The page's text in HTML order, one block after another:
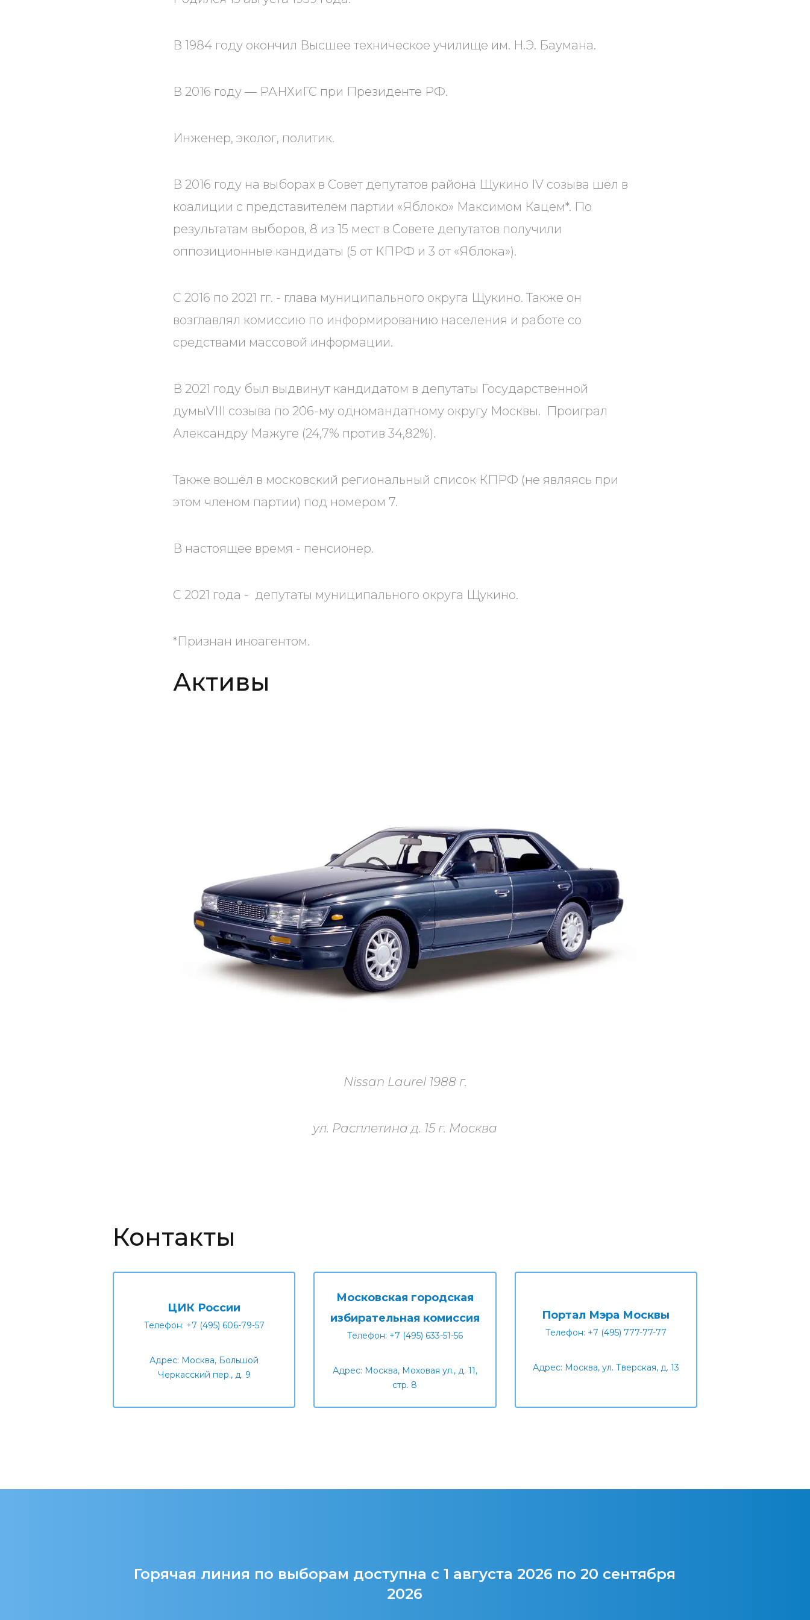
В 1984 году окончил Высшее техническое училище им. Н.Э. Баумана.
В 2016 году — РАНХиГС при Президенте РФ.
Инженер, эколог, политик.
В 2016 году на выборах в Совет депутатов района Щукино IV созыва шёл в
коалиции с представителем партии «Яблоко» Максимом Кацем*. По
результатам выборов, 8 из 15 мест в Совете депутатов получили
оппозиционные кандидаты (5 от КПРФ и 3 от «Яблока»).
С 2016 по 2021 гг. - глава муниципального округа Щукино. Также он
возглавлял комиссию по информированию населения и работе со
средствами массовой информации.
В 2021 году был выдвинут кандидатом в депутаты Государственной
думыVIII созыва по 206-му одномандатному округу Москвы. Проиграл
Александру Мажуге (24,7% против 34,82%).
Также вошёл в московский региональный список КПРФ (не являясь при
этом членом партии) под номером 7.
В настоящее время - пенсионер.
С 2021 года - депутаты муниципального округа Щукино.
*Признан иноагентом.
Активы
Nissan Laurel 1988 г.
ул. Расплетина д. 15 г. Москва
Контакты
ЦИК России
Телефон: +7 (495) 606-79-57
Адрес: Москва, Большой
Черкасский пер., д. 9
Московская городская
избирательная комиссия
Телефон: +7 (495) 633-51-56
Адрес: Москва, Моховая ул., д. 11,
стр. 8
Портал Мэра Москвы
Телефон: +7 (495) 777-77-77
Адрес: Москва, ул. Тверская, д. 13
Горячая линия по выборам доступна с 1 августа 2026 по 20 сентября
2026